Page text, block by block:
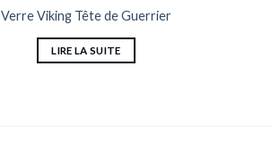
Verre Viking Tête de Guerrier
LIRE LA SUITE